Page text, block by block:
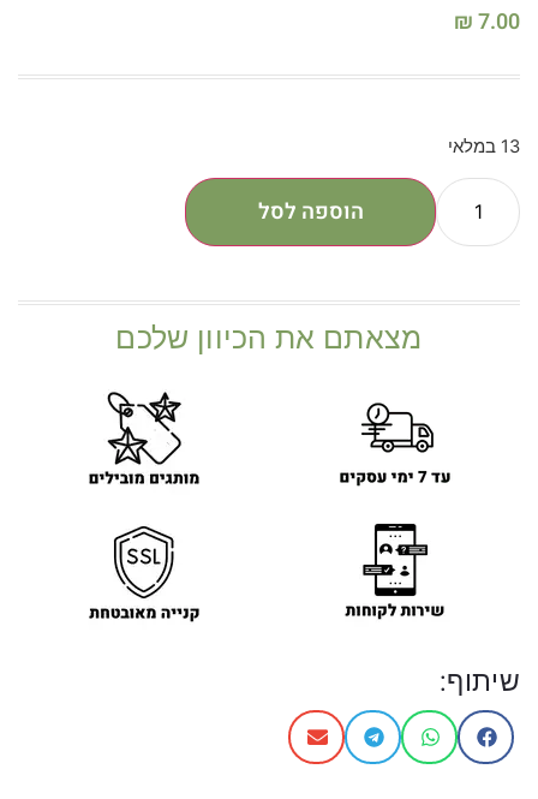
₪7.00
13 במלאי
הוספה לסל
מצאתם את הכיוון שלכם
שיתוף: